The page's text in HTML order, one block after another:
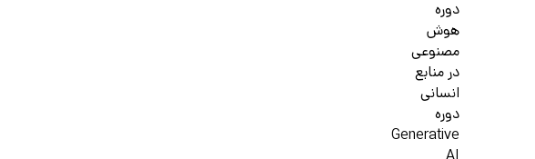
دوره
هوش
مصنوعی
در منابع
انسانی
دوره
Generative